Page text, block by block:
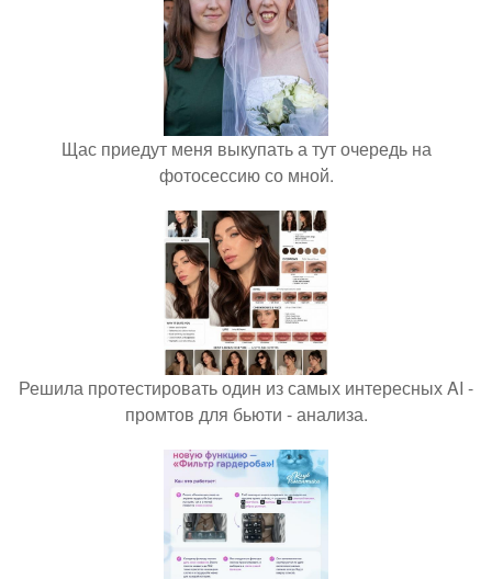
Щас приедут меня выкупать а тут очередь на
фотосессию со мной.
Решила протестировать один из самых интересных AI -
промтов для бьюти - анализа.